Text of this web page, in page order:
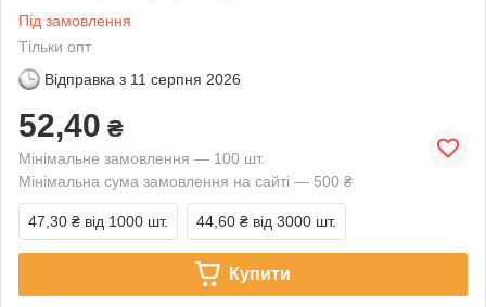
Під замовлення
Тільки опт
Відправка з 11 серпня 2026
52,40 ₴
Мінімальне замовлення — 100 шт.
Мінімальна сума замовлення на сайті — 500 ₴
47,30 ₴ від 1000 шт. 44,60 ₴ від 3000 шт.
Купити